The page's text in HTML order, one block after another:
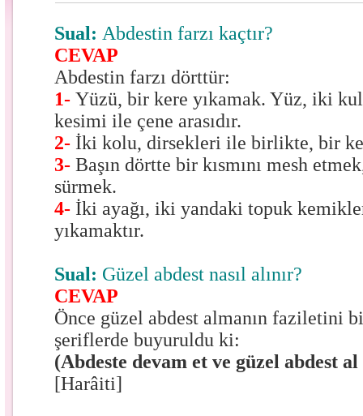
Sual: Abdestin farzı kaçtır?
CEVAP
Abdestin farzı dörttür:
1- Yüzü, bir kere yıkamak. Yüz, iki
kesimi ile çene arasıdır.
2- İki kolu, dirsekleri ile birlikte, bir
3- Başın dörtte bir kısmını mesh
sürmek.
4- İki ayağı, iki yandaki topuk
yıkamaktır.
Sual: Güzel abdest nasıl alınır?
CEVAP
Önce güzel abdest almanın faziletini
şeriflerde buyuruldu ki:
(Abdeste devam et ve güzel abdest
[Harâiti]